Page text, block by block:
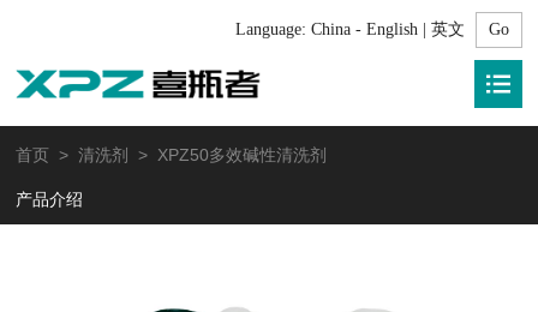
Language: China - English | 英文
首页 >清洗剂 > XPZ50多效碱性清洗剂
产品介绍